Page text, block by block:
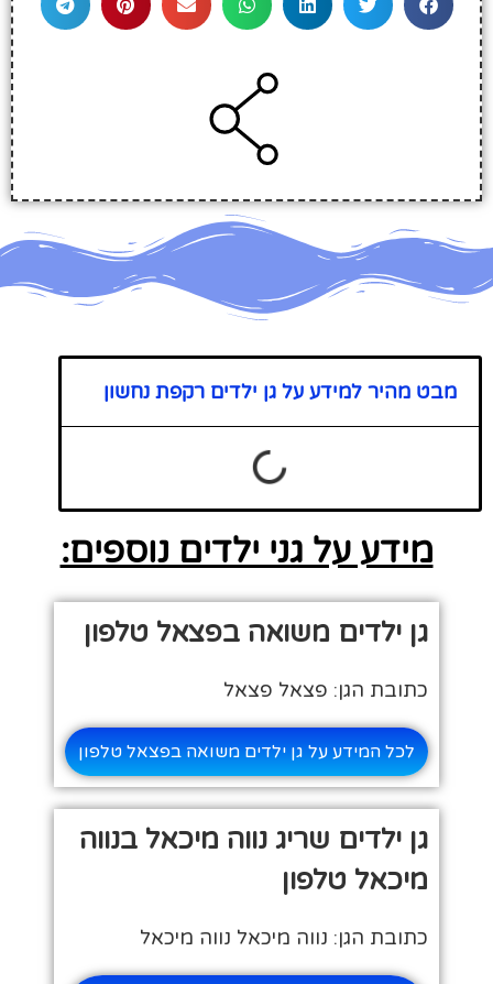
מבט מהיר למידע על גן ילדים רקפת נחשון
מידע על גני ילדים נוספים:
גן ילדים משואה בפצאל טלפון
כתובת הגן: פצאל פצאל
לכל המידע על גן ילדים משואה בפצאל טלפון
גן ילדים שריג נווה מיכאל בנווה
מיכאל טלפון
כתובת הגן: נווה מיכאל נווה מיכאל